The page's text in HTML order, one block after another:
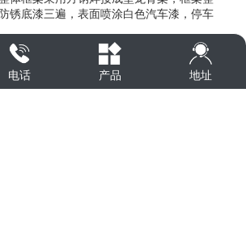
锈底漆三遍，表面喷涂白色汽车漆，停车
数高，耐腐蚀
电话 产品 地址